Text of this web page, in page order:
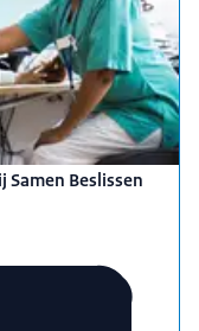
Beslissen